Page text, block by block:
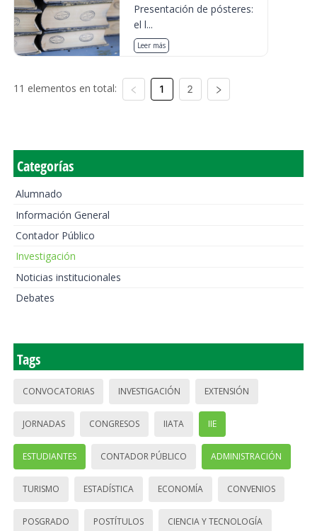
Presentación de pósteres:
el l...
Leer más
11 elementos en total: 1 2
Categorías
Alumnado
Información General
Contador Público
Investigación
Noticias institucionales
Debates
Tags
CONVOCATORIAS INVESTIGACIÓN EXTENSIÓN
JORNADAS CONGRESOS IIATA IIE
ESTUDIANTES CONTADOR PÚBLICO ADMINISTRACIÓN
TURISMO ESTADÍSTICA ECONOMÍA CONVENIOS
POSGRADO POSTÍTULOS CIENCIA Y TECNOLOGÍA